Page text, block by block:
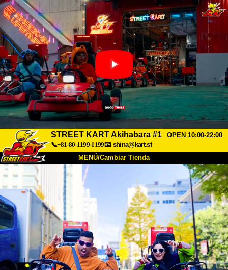
STREET KART Akihabara #1
OPEN 10:00-22:00
📞+81-80-1199-1199📧 shina@kart.st
MENÚ/Cambiar Tienda
Acerca de Especificaciones Precios
Acceso Testimonios Preguntas Frecuentes
Empresa Reservas
Cambiar Tienda
Tokyo Shinagawa Tokyo Akihabara#1